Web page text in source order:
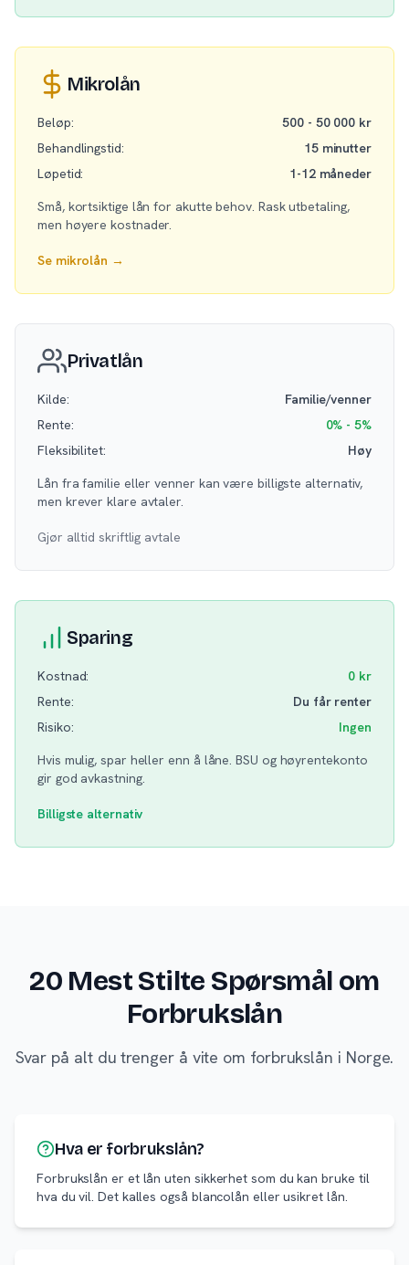
Mikrolån
Beløp:
500 - 50 000 kr
Behandlingstid:
15 minutter
Løpetid:
1-12 måneder
Små, kortsiktige lån for akutte behov. Rask utbetaling,
men høyere kostnader.
Se mikrolån →
Privatlån
Kilde:
Familie/venner
Rente:
0% - 5%
Fleksibilitet:
Høy
Lån fra familie eller venner kan være billigste alternativ,
men krever klare avtaler.
Gjør alltid skriftlig avtale
Sparing
Kostnad:
0 kr
Rente:
Du får renter
Risiko:
Ingen
Hvis mulig, spar heller enn å låne. BSU og høyrentekonto
gir god avkastning.
Billigste alternativ
20 Mest Stilte Spørsmål om
Forbrukslån
Svar på alt du trenger å vite om forbrukslån i Norge.
Hva er forbrukslån?
Forbrukslån er et lån uten sikkerhet som du kan bruke til
hva du vil. Det kalles også blancolån eller usikret lån.